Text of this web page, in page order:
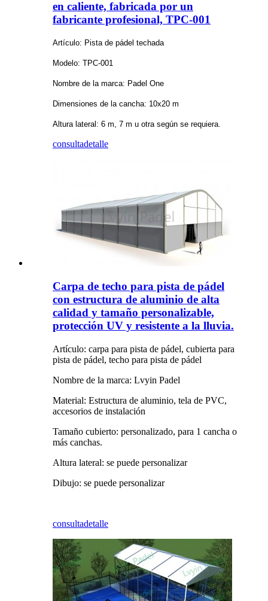
en caliente, fabricada por un
fabricante profesional, TPC-001
Artículo: Pista de pádel techada
Modelo: TPC-001
Nombre de la marca: Padel One
Dimensiones de la cancha: 10x20 m
Altura lateral: 6 m, 7 m u otra según se requiera.
consultadetalle
Carpa de techo para pista de pádel
con estructura de aluminio de alta
calidad y tamaño personalizable,
protección UV y resistente a la lluvia.
Artículo: carpa para pista de pádel, cubierta para
pista de pádel, techo para pista de pádel
Nombre de la marca: Lvyin Padel
Material: Estructura de aluminio, tela de PVC,
accesorios de instalación
Tamaño cubierto: personalizado, para 1 cancha o
más canchas.
Altura lateral: se puede personalizar
Dibujo: se puede personalizar
consultadetalle